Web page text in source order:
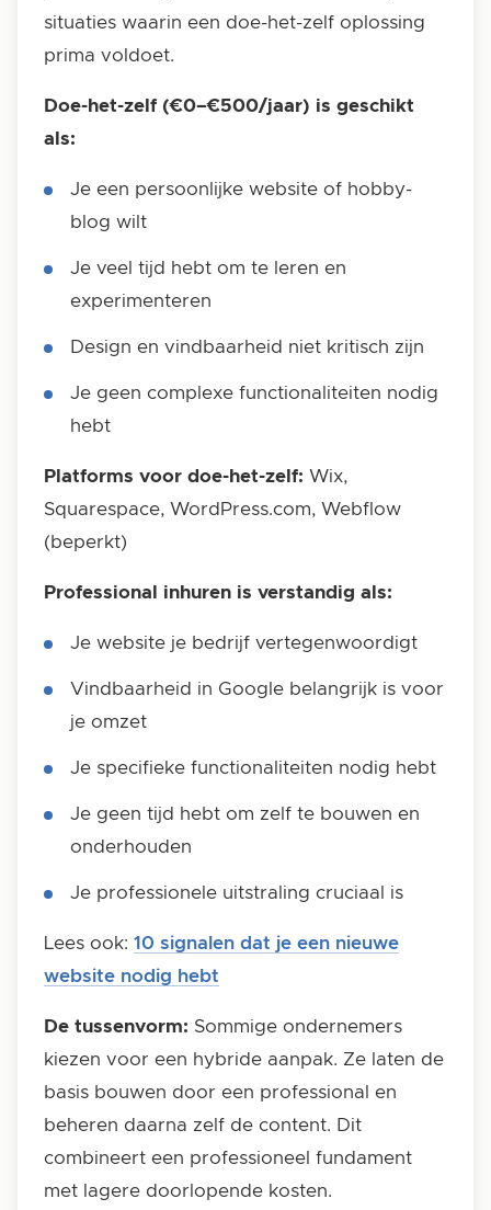
situaties waarin een doe-het-zelf oplossing
prima voldoet.
Doe-het-zelf (€0–€500/jaar) is geschikt
als:
Je een persoonlijke website of hobby-
blog wilt
Je veel tijd hebt om te leren en
experimenteren
Design en vindbaarheid niet kritisch zijn
Je geen complexe functionaliteiten nodig
hebt
Platforms voor doe-het-zelf: Wix,
Squarespace, WordPress.com, Webflow
(beperkt)
Professional inhuren is verstandig als:
Je website je bedrijf vertegenwoordigt
Vindbaarheid in Google belangrijk is voor
je omzet
Je specifieke functionaliteiten nodig hebt
Je geen tijd hebt om zelf te bouwen en
onderhouden
Je professionele uitstraling cruciaal is
Lees ook: 10 signalen dat je een nieuwe
website nodig hebt
De tussenvorm: Sommige ondernemers
kiezen voor een hybride aanpak. Ze laten de
basis bouwen door een professional en
beheren daarna zelf de content. Dit
combineert een professioneel fundament
met lagere doorlopende kosten.